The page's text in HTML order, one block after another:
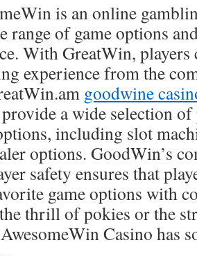
is an online
range of game options
With GreatWin, players
experience from the
goodwine
a wide selection
including slot
options. GoodWin’s
safety ensures that
game options with
thrill of pokies or the
Casino has